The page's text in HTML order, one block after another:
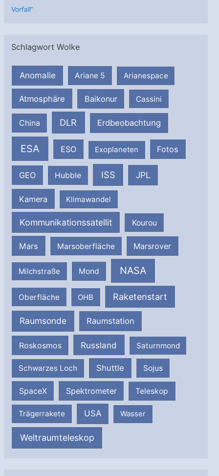
Vorfall”
Schlagwort Wolke
Anomalie Ariane 5 Arianespace
Atmosphäre Baikonur Cassini
China DLR Erdbeobachtung
ESA ESO Exoplaneten Fotos
GEO Hubble ISS JPL
Kamera Klimawandel
Kommunikationssatellit Kourou
Mars Marsoberfläche Marsrover
Milchstraße Mond NASA
Oberfläche OHB Raketenstart
Raumsonde Raumstation
Roskosmos Russland Saturnmond
Schwarzes Loch Shuttle Sojus
SpaceX Spektrometer Teleskop
Trägerrakete USA Wasser
Weltraumteleskop